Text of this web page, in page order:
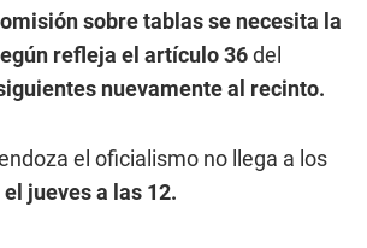
sobre tablas se necesita la
refleja el artículo 36del
nuevamente al recinto.
el oficialismo no llega a los
jueves a las 12.